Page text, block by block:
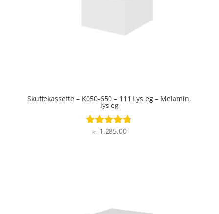
Skuffekassette – K050-650 – 111 Lys eg – Melamin,
lys eg
Vurderet
kr.1.285,00